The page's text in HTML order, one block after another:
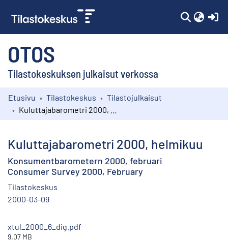
OTOS
Tilastokeskuksen julkaisut verkossa
Kokoelmat
Etusivu Tilastokeskus
Tilastojulkaisut
Kuluttajabarometri 2000, helmikuu
Konsumentbarometern 2000, februari
Consumer Survey 2000, February
Tilastokeskus
2000-03-09
xtul_2000_6_dig.pdf
9.07 MB